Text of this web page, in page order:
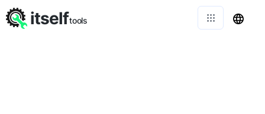
itselftools